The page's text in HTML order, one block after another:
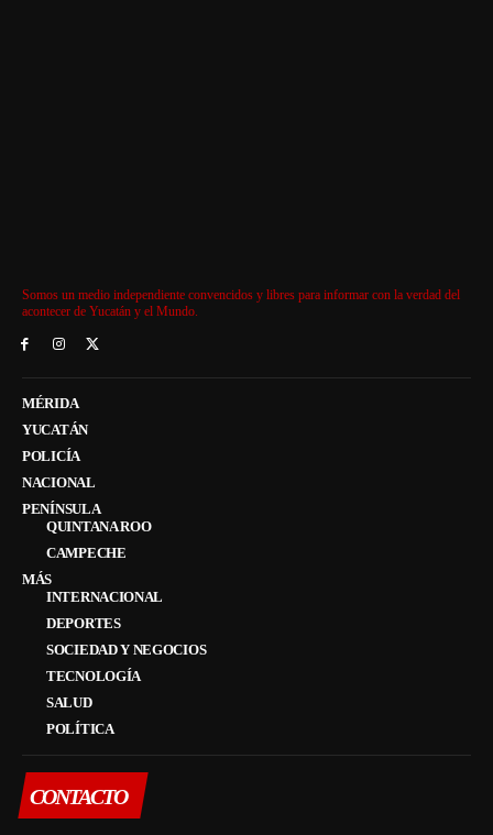
Somos un medio independiente convencidos y libres para informar con la verdad del
acontecer de Yucatán y el Mundo.
MÉRIDA
YUCATÁN
POLICÍA
NACIONAL
PENÍNSULA
QUINTANA ROO
CAMPECHE
MÁS
INTERNACIONAL
DEPORTES
SOCIEDAD Y NEGOCIOS
TECNOLOGÍA
SALUD
POLÍTICA
CONTACTO